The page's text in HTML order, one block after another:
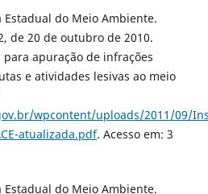
Estadual do Meio Ambiente.
de 20 de outubro de 2010.
apuração de infrações
e atividades lesivas ao meio
wpcontent/uploads/2011/09/
atualizada.pdf. Acesso em: 3
Estadual do Meio Ambiente.